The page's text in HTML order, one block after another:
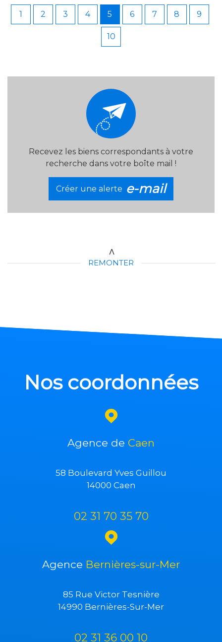
1 2 3 4 5 6 7 8 9
10
Recevez les biens correspondants à votre
recherche dans votre boîte mail !
Créer une alerte e-mail
REMONTER
Nos coordonnées
Agence de Caen
58 Boulevard Yves Guillou
14000 Caen
02 31 70 35 70
Agence Bernières-sur-Mer
85 Rue Victor Tesnière
14990 Bernières-Sur-Mer
02 31 36 00 10